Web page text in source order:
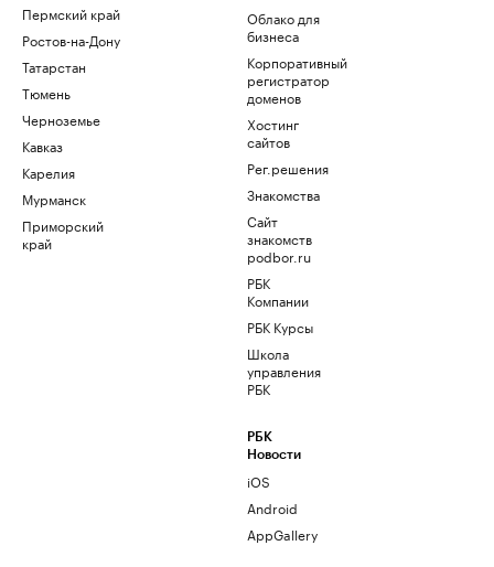
Пермский край
Ростов-на-Дону
Татарстан
Тюмень
Черноземье
Кавказ
Карелия
Мурманск
Приморский
край
Облако для
бизнеса
Корпоративный
регистратор
доменов
Хостинг
сайтов
Рег.решения
Знакомства
Сайт
знакомств
podbor.ru
РБК
Компании
РБК Курсы
Школа
управления
РБК
РБК
Новости
iOS
Android
AppGallery